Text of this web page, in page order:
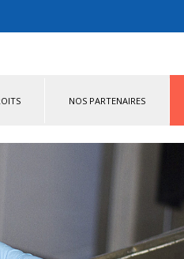
NOS PARTENAIRES